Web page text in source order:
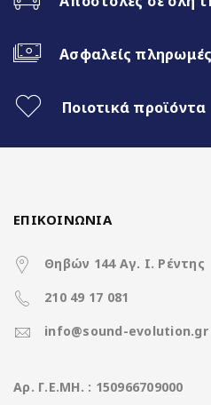
Ασύρματο CarPlay
3 Διαφορετικά
Χαρακτηριστικά
Ασφαλείς
Ποιοτικά προϊόντα
ΕΠΙΚΟΙΝΩΝΙΑ
Θηβών 144 Αγ. Ι. Ρέντης
210 49 17 081
info@sound-evolution.gr
Aρ. Γ.Ε.ΜΗ. : 150966709000